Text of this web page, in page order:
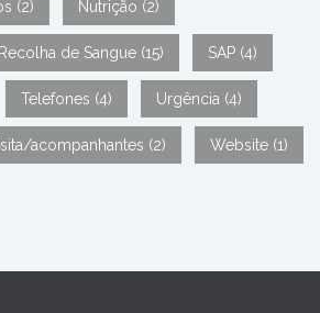
(2) Nutrição (2)
Recolha de Sangue (15) SAP (4)
Telefones (4) Urgência (4)
acompanhantes (2) Website (1)